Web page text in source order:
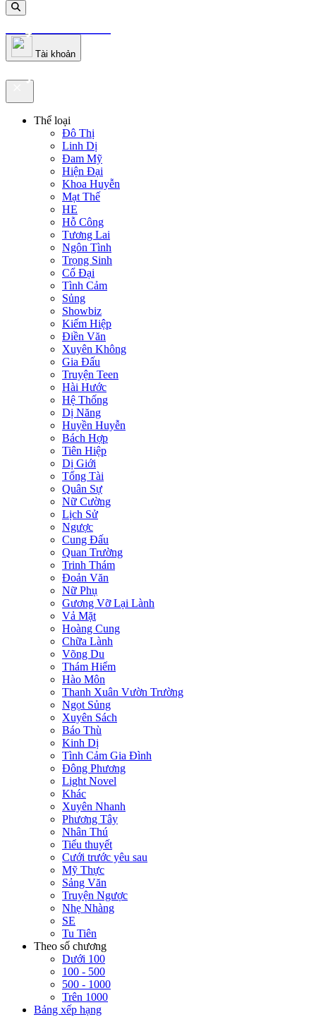
truyenfullz.com
Tài khoản
truyenfullz.com
Thể loại
Đô Thị
Linh Dị
Đam Mỹ
Hiện Đại
Khoa Huyễn
Mạt Thế
HE
Hỗ Công
Tương Lai
Ngôn Tình
Trọng Sinh
Cổ Đại
Tình Cảm
Sủng
Showbiz
Kiếm Hiệp
Điền Văn
Xuyên Không
Gia Đấu
Truyện Teen
Hài Hước
Hệ Thống
Dị Năng
Huyền Huyễn
Bách Hợp
Tiên Hiệp
Dị Giới
Tổng Tài
Quân Sự
Nữ Cường
Lịch Sử
Ngược
Cung Đấu
Quan Trường
Trinh Thám
Đoản Văn
Nữ Phụ
Gương Vỡ Lại Lành
Vả Mặt
Hoàng Cung
Chữa Lành
Võng Du
Thám Hiểm
Hào Môn
Thanh Xuân Vườn Trường
Ngọt Sủng
Xuyên Sách
Báo Thù
Kinh Dị
Tình Cảm Gia Đình
Đông Phương
Light Novel
Khác
Xuyên Nhanh
Phương Tây
Nhân Thú
Tiểu thuyết
Cưới trước yêu sau
Mỹ Thực
Sảng Văn
Truyện Ngược
Nhẹ Nhàng
SE
Tu Tiên
Theo số chương
Dưới 100
100 - 500
500 - 1000
Trên 1000
Bảng xếp hạng